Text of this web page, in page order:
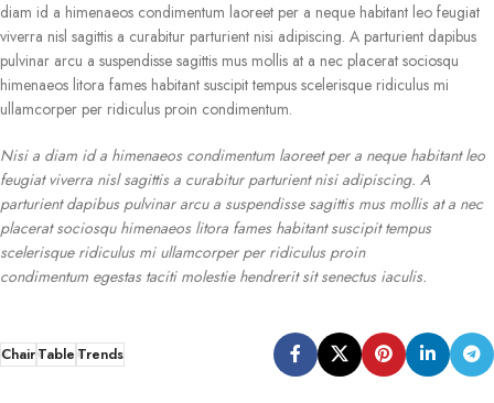
diam id a himenaeos condimentum laoreet per a neque habitant leo feugiat
viverra nisl sagittis a curabitur parturient nisi adipiscing. A parturient dapibus
pulvinar arcu a suspendisse sagittis mus mollis at a nec placerat sociosqu
himenaeos litora fames habitant suscipit tempus scelerisque ridiculus mi
ullamcorper per ridiculus proin condimentum.
Nisi a diam id a himenaeos condimentum laoreet per a neque habitant leo
feugiat viverra nisl sagittis a curabitur parturient nisi adipiscing. A
parturient dapibus pulvinar arcu a suspendisse sagittis mus mollis at a nec
placerat sociosqu himenaeos litora fames habitant suscipit tempus
scelerisque ridiculus mi ullamcorper per ridiculus proin
condimentum egestas taciti molestie hendrerit sit senectus iaculis.
ChairTableTrends